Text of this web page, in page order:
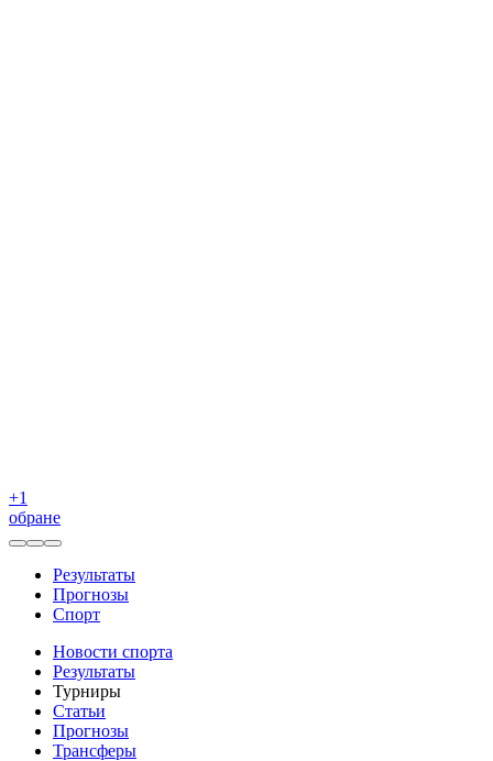
+1
обране
Результаты
Прогнозы
Спорт
Новости спорта
Результаты
Турниры
Статьи
Прогнозы
Трансферы